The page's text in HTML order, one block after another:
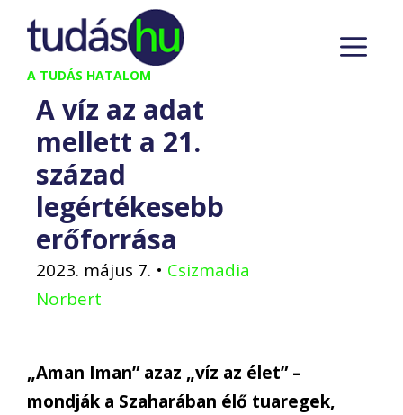
Kilépés
tartalomba
A TUDÁS HATALOM
A víz az adat
mellett a 21.
század
legértékesebb
erőforrása
2023. május 7. • Csizmadia
Norbert
„Aman Iman” azaz „víz az élet” –
mondják a Szaharában élő tuaregek,